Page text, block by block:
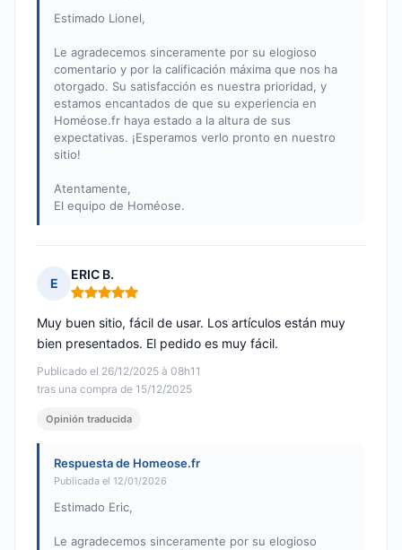
Estimado Lionel,
Le agradecemos sinceramente por su elogioso
comentario y por la calificación máxima que nos ha
otorgado. Su satisfacción es nuestra prioridad, y
estamos encantados de que su experiencia en
Homéose.fr haya estado a la altura de sus
expectativas. ¡Esperamos verlo pronto en nuestro
sitio!
Atentamente,
El equipo de Homéose.
E
ERIC B.
Nota: 5 de 5
Publicado el 26/12/2025 à 08h11
tras una compra de 15/12/2025
Muy buen sitio, fácil de usar. Los artículos están muy
bien presentados. El pedido es muy fácil.
Opinión traducida
Respuesta de Homeose.fr
Publicada el 12/01/2026
Estimado Eric,
Le agradecemos sinceramente por su elogioso